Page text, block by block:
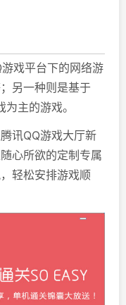
戏平台下的网络游
另一种则是基于
主的游戏。
讯QQ游戏大厅新
心所欲的定制专属
轻松安排游戏顺